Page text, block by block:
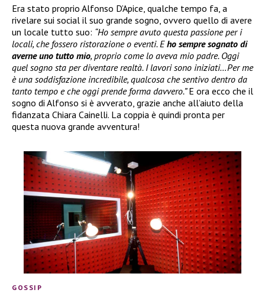
Era stato proprio Alfonso D’Apice, qualche tempo fa, a
rivelare sui social il suo grande sogno, ovvero quello di avere
un locale tutto suo: “Ho sempre avuto questa passione per i
locali, che fossero ristorazione o eventi. Eho sempre sognato di
averne uno tutto mio, proprio come lo aveva mio padre. Oggi
quel sogno sta per diventare realtà. I lavori sono iniziati…Per me
è una soddisfazione incredibile, qualcosa che sentivo dentro da
tanto tempo e che oggi prende forma davvero.”E ora ecco che il
sogno di Alfonso si è avverato, grazie anche all’aiuto della
fidanzata Chiara Cainelli. La coppia è quindi pronta per
questa nuova grande avventura!
GOSSIP